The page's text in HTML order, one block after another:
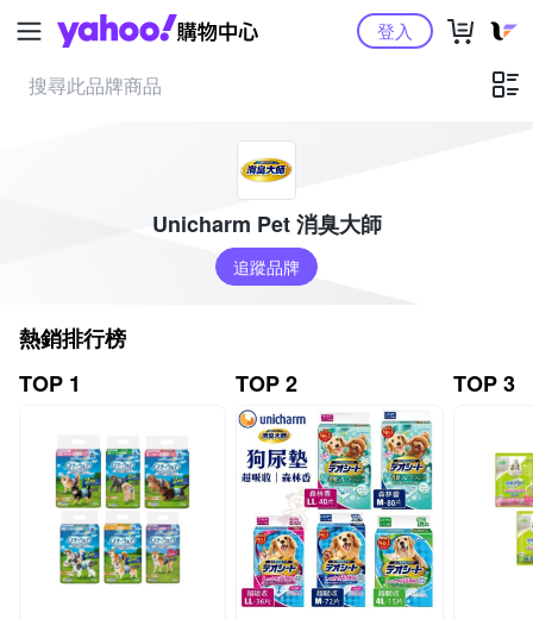
Yahoo購物中心登入
Unicharm Pet 消臭大師
追蹤品牌
熱銷排行榜
TOP 1
TOP 2 TOP 3